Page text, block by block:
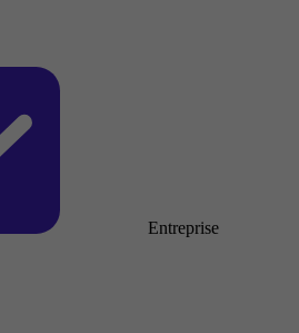
Entreprise